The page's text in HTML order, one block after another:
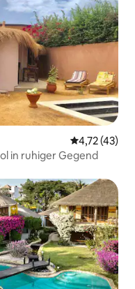
4,72 (43)
in ruhiger Gegend